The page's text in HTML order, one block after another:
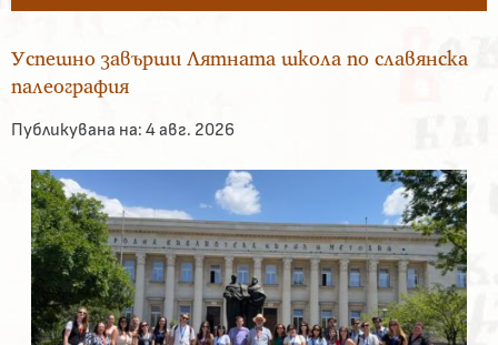
Успешно завърши Лятната школа по славянска
палеография
Публикувана на: 4 авг. 2026